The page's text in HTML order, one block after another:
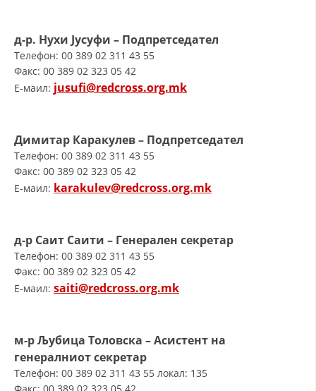
ЗАКОН ЗА ЦКРМ
СОБРАНИЕ
MЕЃУНАРОДНО ХУМАНИТАРНО ПРАВО
ПРОМОЦИЈА НА ХУМАНИ ВРЕДНОСТИ
УПОТРЕБА И ЗАШТИТА НА АМБЛЕМОТ
д-р. Нухи Јусуфи – Подпретседател
Телефон: 00 389 02 311 43 55
Факс: 00 389 02 323 05 42
E-маил: jusufi@redcross.org.mk
Димитар Каракулев – Подпретседател
Телефон: 00 389 02 311 43 55
Факс: 00 389 02 323 05 42
E-маил: karakulev@redcross.org.mk
д-р Саит Саити – Генерален секретар
Телефон: 00 389 02 311 43 55
Факс: 00 389 02 323 05 42
E-маил: saiti@redcross.org.mk
м-р Љубица Толовска – Асистент на
генералниот секретар
Телефон: 00 389 02 311 43 55 локал: 135